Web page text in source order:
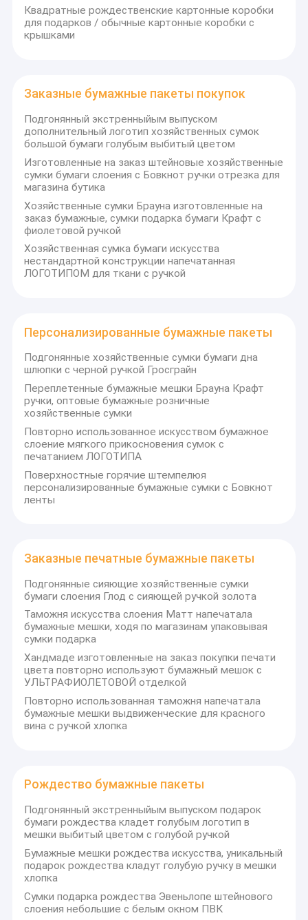
Путешествие фабрики
Спросите цитату
Картонные подарочные коробки с крышками
Рекламные бумажные пакеты
Рифленая коробка
Искусство бумажные мешки
Заказные бумажные пакеты покупок
Персонализированные бумажные пакеты
Заказные печатные бумажные пакеты
Подарочные бумажные пакеты
Заказная бумажная коробка
бумажные коробки ювелирных изделий
Косметическая бумажная коробка
Квадратные рождественские картонные коробки
для подарков / обычные картонные коробки с
крышками
Заказные бумажные пакеты покупок
Подгонянный экстренныйым выпуском
дополнительный логотип хозяйственных сумок
большой бумаги голубым выбитый цветом
Изготовленные на заказ штейновые хозяйственные
сумки бумаги слоения с Бовкнот ручки отрезка для
магазина бутика
Хозяйственные сумки Брауна изготовленные на
заказ бумажные, сумки подарка бумаги Крафт с
фиолетовой ручкой
Хозяйственная сумка бумаги искусства
нестандартной конструкции напечатанная
ЛОГОТИПОМ для ткани с ручкой
Персонализированные бумажные пакеты
Подгонянные хозяйственные сумки бумаги дна
шлюпки с черной ручкой Гросграйн
Переплетенные бумажные мешки Брауна Крафт
ручки, оптовые бумажные розничные
хозяйственные сумки
Повторно использованное искусством бумажное
слоение мягкого прикосновения сумок с
печатанием ЛОГОТИПА
Поверхностные горячие штемпелюя
персонализированные бумажные сумки с Бовкнот
ленты
Заказные печатные бумажные пакеты
Подгонянные сияющие хозяйственные сумки
бумаги слоения Глод с сияющей ручкой золота
Таможня искусства слоения Матт напечатала
бумажные мешки, ходя по магазинам упаковывая
сумки подарка
Хандмаде изготовленные на заказ покупки печати
цвета повторно используют бумажный мешок с
УЛЬТРАФИОЛЕТОВОЙ отделкой
Повторно использованная таможня напечатала
бумажные мешки выдвиженческие для красного
вина с ручкой хлопка
Рождество бумажные пакеты
Подгонянный экстренныйым выпуском подарок
бумаги рождества кладет голубым логотип в
мешки выбитый цветом с голубой ручкой
Бумажные мешки рождества искусства, уникальный
подарок рождества кладут голубую ручку в мешки
хлопка
Сумки подарка рождества Эвеньлопе штейнового
слоения небольшие с белым окном ПВК
числе бумажные пакеты, бумажные
коробки, бирки, буклеты, каталоги,
решения для удовлетворения всех
"Мы искусство примет единую систему
управления упаковки источника для
обеспечения согласованности в бумагу,
чернила и оборудование, используемые
для производства упаковочной
продукции. В целях дальнейшего
совершенствования наших упаковочных
решений высокого качества для наших
клиентов, у нас есть наши собственные
материалов, чтобы гарантировать, что
упаковка вашей продукции является
привлекательным и долговечным
клиентам."
"Философией нашей компании является
"Хорошее качество,
конкурентоспособные цены, быструю
доставку и удовлетворительное
обслуживание"."
"Мы искусство расположена в городе
производственный коллектив и как
рабочей платформы для производства
продукции высокого качества, чтобы
соответствовать вашим ожиданиям.